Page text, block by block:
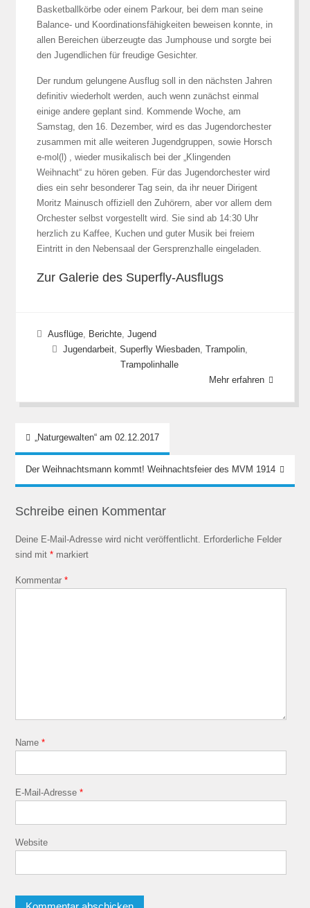
Basketballkörbe oder einem Parkour, bei dem man seine
Balance- und Koordinationsfähigkeiten beweisen konnte, in
allen Bereichen überzeugte das Jumphouse und sorgte bei
den Jugendlichen für freudige Gesichter.
Der rundum gelungene Ausflug soll in den nächsten Jahren
definitiv wiederholt werden, auch wenn zunächst einmal
einige andere geplant sind. Kommende Woche, am
Samstag, den 16. Dezember, wird es das Jugendorchester
zusammen mit alle weiteren Jugendgruppen, sowie Horsch
e-mol(l) , wieder musikalisch bei der „Klingenden
Weihnacht“ zu hören geben. Für das Jugendorchester wird
dies ein sehr besonderer Tag sein, da ihr neuer Dirigent
Moritz Mainusch offiziell den Zuhörern, aber vor allem dem
Orchester selbst vorgestellt wird. Sie sind ab 14:30 Uhr
herzlich zu Kaffee, Kuchen und guter Musik bei freiem
Eintritt in den Nebensaal der Gersprenzhalle eingeladen.
Zur Galerie des Superfly-Ausflugs
Ausflüge, Berichte, Jugend
Jugendarbeit, Superfly Wiesbaden, Trampolin,
Trampolinhalle
Mehr erfahren
Beitragsnavigation
„Naturgewalten“ am 02.12.2017
Der Weihnachtsmann kommt! Weihnachtsfeier des MVM 1914
Schreibe einen Kommentar
Deine E-Mail-Adresse wird nicht veröffentlicht. Erforderliche Felder
sind mit *markiert
Kommentar *
Name *
E-Mail-Adresse *
Website